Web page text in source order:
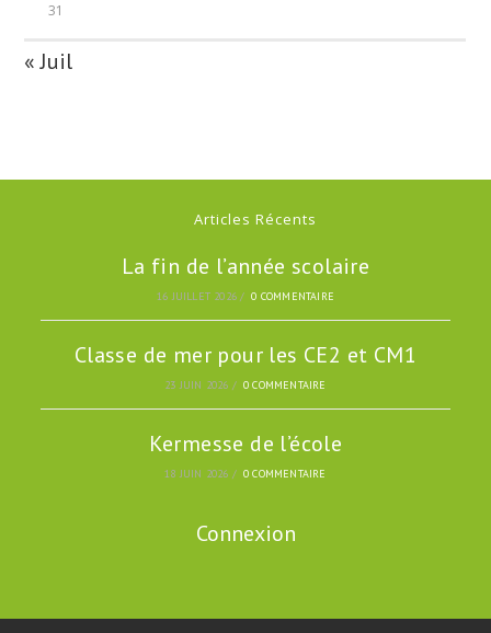
31
« Juil
Articles Récents
La fin de l’année scolaire
16 JUILLET 2026 / 0 COMMENTAIRE
Classe de mer pour les CE2 et CM1
23 JUIN 2026 / 0 COMMENTAIRE
Kermesse de l’école
18 JUIN 2026 / 0 COMMENTAIRE
Connexion